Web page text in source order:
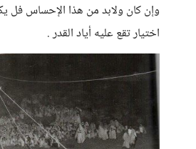
وإن كان ولابد من هذا الإحساس فل
اختيار تقع عليه أياد القدر .